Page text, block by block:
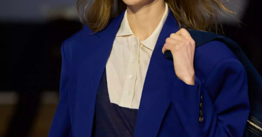
Přihlášením k newsletteru souhlasíte sObchodními
podmínkami společnosti BurdaMedia Extra s.r.o.
potvrzujete, že jste se seznámili se Zásadami
ochrany soukromí
- BurdaMedia Extra s.r.o. bude s
Vašimi údaji pracovat zejména k organizaci a
vyhodnocení akce a zasílání novinek.
Chcete navíc dostávat i další zajímavé a exkluzivní
informace od našich partnerů? Pokud souhlasíte se
zpracováním údajů k tomuto účelu podle
Zásad ochrany